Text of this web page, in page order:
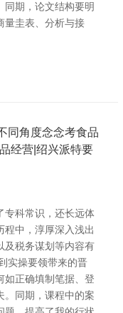
同期，论文结构要明
量圭表、分析与接
同角度念念考食品
经营|绍兴派特要
专科常识，还长远体
程中，淳厚深入浅出
及税务谋划等内容有
实操要领带来的晋
如正确填制笔据、登
。同期，课程中的案